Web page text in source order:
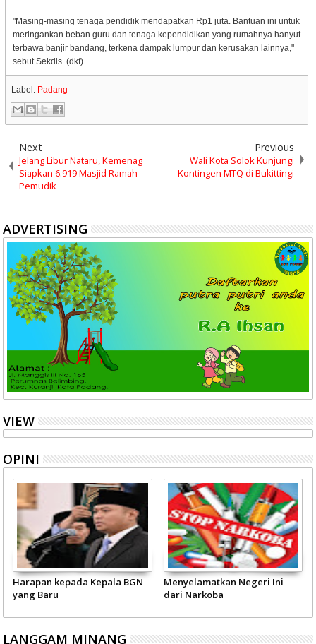
"Masing-masing tenaga pendidik mendapatkan Rp1 juta. Bantuan ini untuk
meringankan beban guru dan tenaga kependidikan yang rumahnya hanyut
terbawa banjir bandang, terkena dampak lumpur dan kerusakan lainnya,"
sebut Sekdis. (dkf)
Label: Padang
Next
Jelang Libur Nataru, Kemenag
Siapkan 6.919 Masjid Ramah
Pemudik
Previous
Wali Kota Solok Kunjungi
Kontingen MTQ di Bukittingi
ADVERTISING
VIEW
OPINI
Harapan kepada Kepala BGN
yang Baru
Menyelamatkan Negeri Ini
dari Narkoba
LANGGAM MINANG